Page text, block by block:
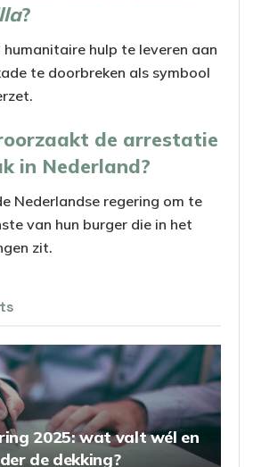
?
hulp te leveren aan
te doorbreken als symbool
de arrestatie
in Nederland?
Nederlandse regering om te
van hun burger die in het
zit.
2025: wat valt wél en
de dekking?